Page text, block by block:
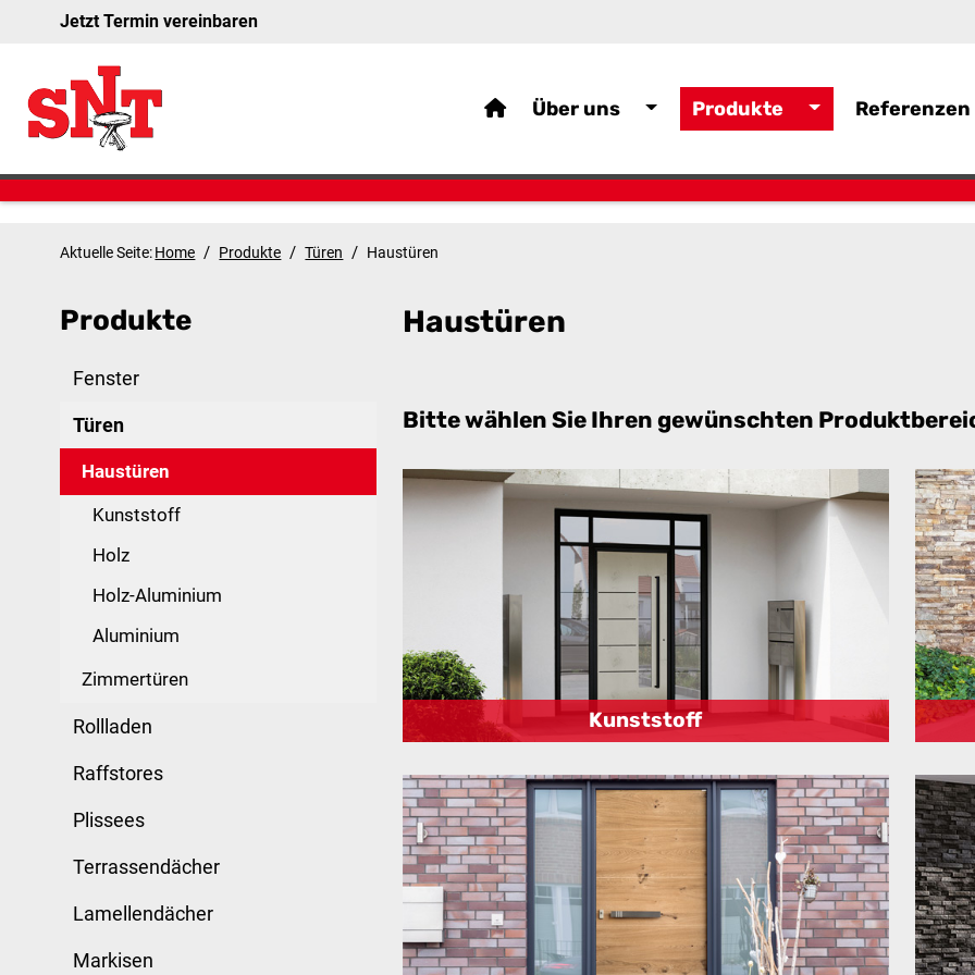
Jetzt Termin vereinbaren
Über uns Produkte Referenzen
Aktuelle Seite:Home / Produkte / Türen / Haustüren
Produkte
Fenster
Türen
Haustüren
Kunststoff
Holz
Holz-Aluminium
Aluminium
Zimmertüren
Rollladen
Raffstores
Plissees
Terrassendächer
Lamellendächer
Markisen
Haustüren
Bitte wählen Sie Ihren gewünschten
Kunststoff